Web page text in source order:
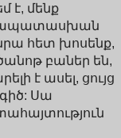
է, մենք
հետ խոսենք,
ծանոթ բաներ են,
է ասել, ցույց
Սա